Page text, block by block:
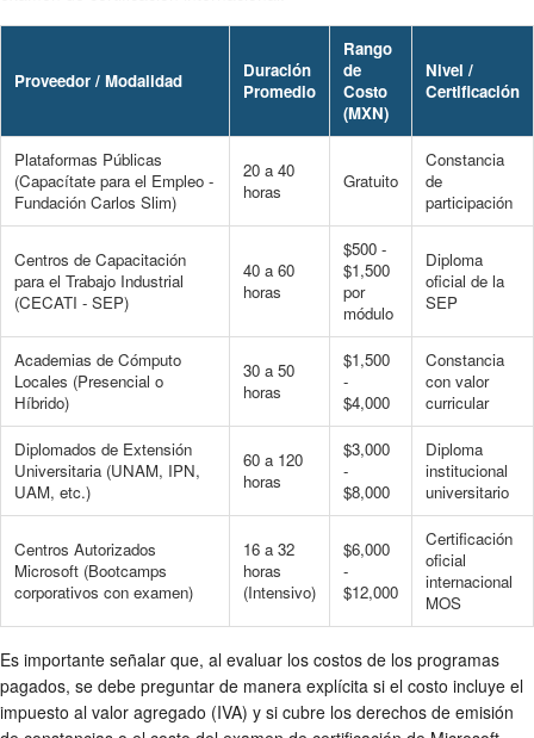
Proveedor / Modalidad
Duración
Promedio
Rango
de
Costo
(MXN)
Nivel /
Certificación
Plataformas Públicas
(Capacítate para el Empleo -
Fundación Carlos Slim)
20 a 40
horas
Gratuito
Constancia
de
participación
Centros de Capacitación
para el Trabajo Industrial
(CECATI - SEP)
40 a 60
horas
$500 -
$1,500
por
módulo
Diploma
oficial de la
SEP
Academias de Cómputo
Locales (Presencial o
Híbrido)
30 a 50
horas
$1,500
-
$4,000
Constancia
con valor
curricular
Diplomados de Extensión
Universitaria (UNAM, IPN,
UAM, etc.)
60 a 120
horas
$3,000
-
$8,000
Diploma
institucional
universitario
Centros Autorizados
Microsoft (Bootcamps
corporativos con examen)
16 a 32
horas
(Intensivo)
$6,000
-
$12,000
Certificación
oficial
internacional
MOS
Es importante señalar que, al evaluar los costos de los programas
pagados, se debe preguntar de manera explícita si el costo incluye el
impuesto al valor agregado (IVA) y si cubre los derechos de emisión